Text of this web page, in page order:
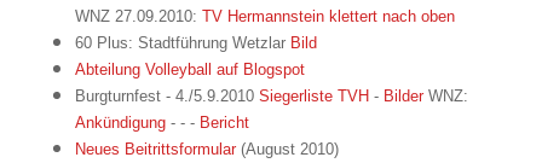
WNZ 27.09.2010: TV Hermannstein klettert nach oben
60 Plus: Stadtführung Wetzlar Bild
Abteilung Volleyball auf Blogspot
Burgturnfest - 4./5.9.2010 Siegerliste TVH - Bil der WNZ:
Ankündigung - - - Bericht
Neues Beitrittsformular (August 2010)